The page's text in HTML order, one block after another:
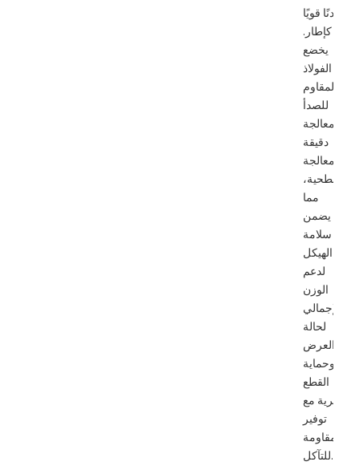
معدنًا قويًا
كإطار.
يخضع
الفولاذ
المقاوم
للصدأ
لمعالجة
دقيقة
ومعالجة
سطحية،
مما
يضمن
سلامة
الهيكل
لدعم
الوزن
الإجمالي
لحالة
العرض
وحماية
القطع
الأثرية مع
توفير
مقاومة
للتآكل.